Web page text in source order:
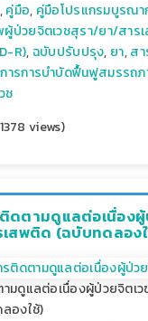
,คู่มือ, คู่มือโปรแกรมบูรณา
ป่วยจิตเวชสุรา/ยา/สาร
R), ฉบับปรับปรุง, ยา,ส
ารการบำบัดฟื้นฟูสมรรถ
ช
views)
ดตามดูแลต่อเนื่อง
สพติด (ฉบับทดลอง
ามดูแลต่อเนื่องผู้ป่วยจิตเ
องใช้)